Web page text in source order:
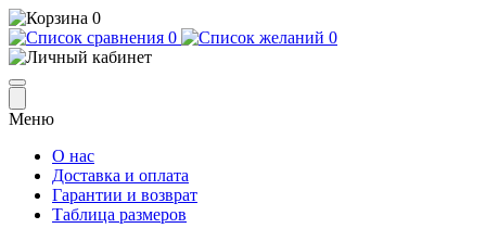
0
0
0
Меню
О нас
Доставка и оплата
Гарантии и возврат
Таблица размеров